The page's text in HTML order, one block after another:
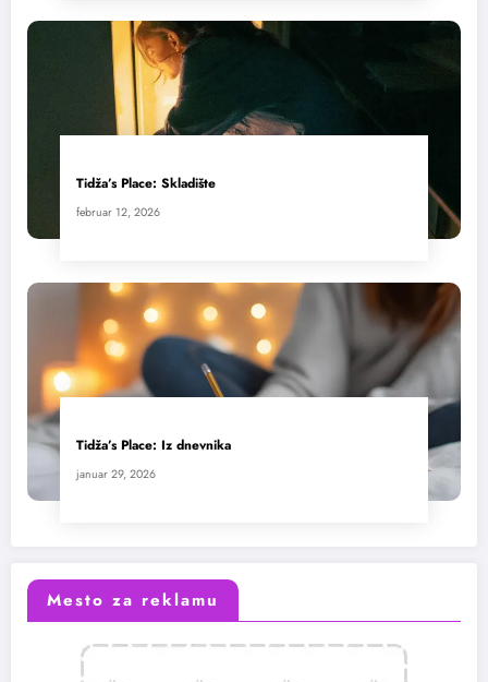
Tidža’s Place: Skladište
februar 12, 2026
Tidža’s Place: Iz dnevnika
januar 29, 2026
Mesto za reklamu